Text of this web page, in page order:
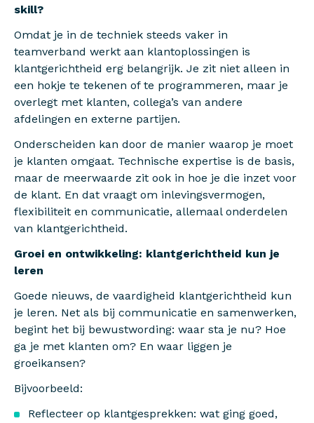
skill?
Omdat je in de techniek steeds vaker in
teamverband werkt aan klantoplossingen is
klantgerichtheid erg belangrijk. Je zit niet alleen in
een hokje te tekenen of te programmeren, maar je
overlegt met klanten, collega’s van andere
afdelingen en externe partijen.
Onderscheiden kan door de manier waarop je moet
je klanten omgaat. Technische expertise is de basis,
maar de meerwaarde zit ook in hoe je die inzet voor
de klant. En dat vraagt om inlevingsvermogen,
flexibiliteit en communicatie, allemaal onderdelen
van klantgerichtheid.
Groei en ontwikkeling: klantgerichtheid kun je
leren
Goede nieuws, de vaardigheid klantgerichtheid kun
je leren. Net als bij communicatie en samenwerken,
begint het bij bewustwording: waar sta je nu? Hoe
ga je met klanten om? En waar liggen je
groeikansen?
Bijvoorbeeld:
Reflecteer op klantgesprekken: wat ging goed,